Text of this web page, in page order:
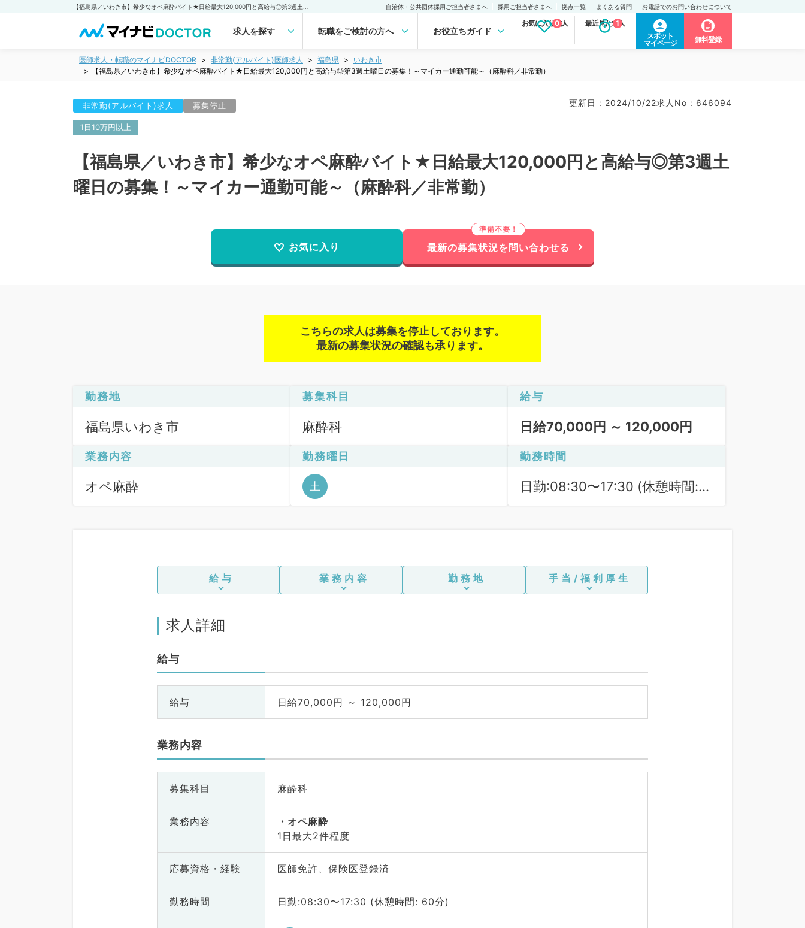
自治体・公共団体採用ご担当者さまへ 採用ご担当者さまへ 拠点一覧 よくある質問 お電話でのお問い合わせについて
求人を探す 転職をご検討の方へ お役立ちガイド
お気に入り求人
0 最近見た求人
1
スポット
マイページ
無料登録
医師求人・転職のマイナビDOCTOR 非常勤(アルバイト)医師求人 福島県
いわき市
【福島県／いわき市】希少なオペ麻酔バイト★日給最大120,000円と高給与◎第3週土曜日の募集！～マイカー通勤可能～（麻酔科／非常勤）
非常勤(アルバイト)求人 募集停止 更新日 : 2024/10/22求人No : 646094
1日10万円以上
【福島県／いわき市】希少なオペ麻酔バイト★日給最大120,000円と高給与◎第3週土
曜日の募集！～マイカー通勤可能～（麻酔科／非常勤）
お気に入り 最新の募集状況を問い合わせる
こちらの求人は募集を停止しております。
最新の募集状況の確認も承ります。
勤務地
福島県いわき市
募集科目
麻酔科
給与
日給70,000円 ～ 120,000円
業務内容
オペ麻酔
勤務曜日
土
勤務時間
日勤:08:30〜17:30 (休憩時間:
給与 業務内容 勤務地 手当/福利厚生
求人詳細
給与
給与 日給70,000円 ～ 120,000円
業務内容
募集科目 麻酔科
業務内容
オペ麻酔
1日最大2件程度
応募資格・ 経験 医師免許、保険医登録済
勤務時間 日勤:08:30〜17:30 (休憩時間: 60分)